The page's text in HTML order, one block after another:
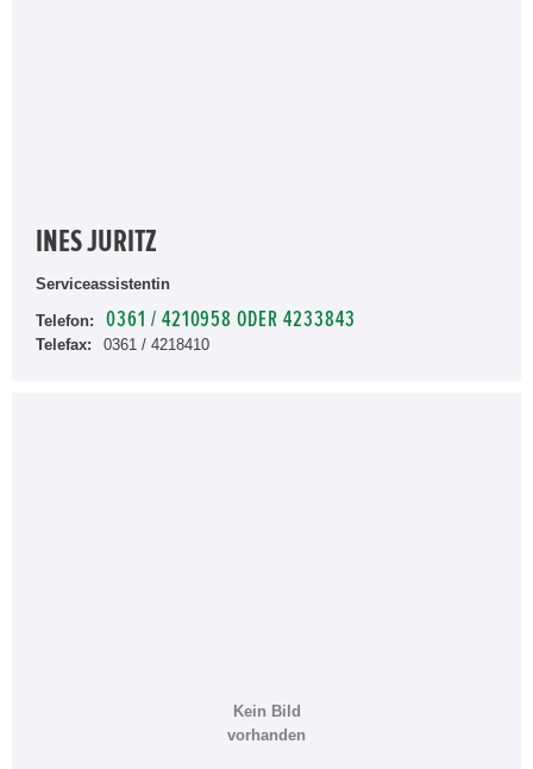
INES JURITZ
Serviceassistentin
Telefon: 0361 / 4210958 ODER 4233843
Telefax: 0361 / 4218410
Kein Bild
vorhanden